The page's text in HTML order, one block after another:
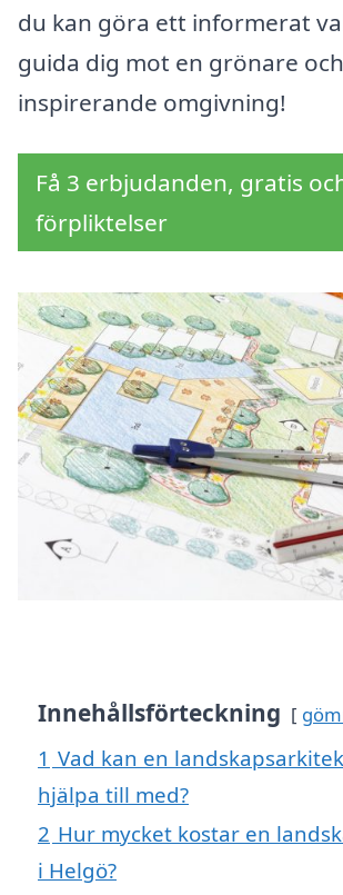
du kan göra ett informerat
guida dig mot en grönare
inspirerande omgivning!
Få 3 erbjudanden, gratis
förpliktelser
Innehållsförteckning
1 Vad kan en
hjälpa till med?
2 Hur mycket kostar en
i Helgö?